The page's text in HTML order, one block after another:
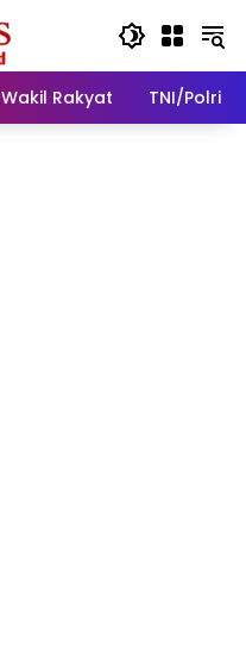
Wakil Rakyat TNI/Polri